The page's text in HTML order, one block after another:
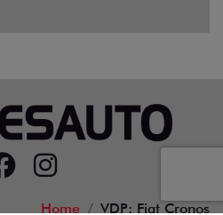
Home VDP: Fiat Cronos